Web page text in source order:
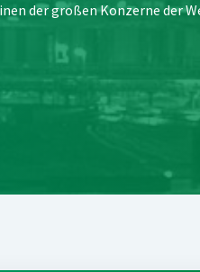
der großen Konzerne der